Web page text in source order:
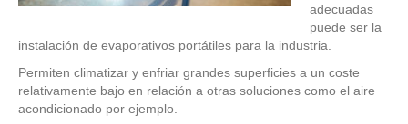
adecuadas
puede ser la
instalación de evaporativos portátiles para la industria.
Permiten climatizar y enfriar grandes superficies a un coste
relativamente bajo en relación a otras soluciones como el aire
acondicionado por ejemplo.